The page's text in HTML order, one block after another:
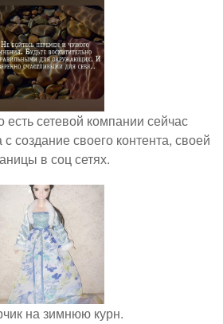
есть сетевой компании сейчас
создание своего контента, своей
в соц сетях.
на зимнюю курн.